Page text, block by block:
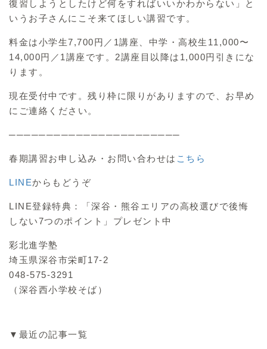
復習しようとしたけど何をすればいいかわからない」と
いうお子さんにこそ来てほしい講習です。
料金は小学生7,700円／1講座、中学・高校生11,000〜
14,000円／1講座です。2講座目以降は1,000円引きにな
ります。
現在受付中です。残り枠に限りがありますので、お早め
にご連絡ください。
───────────────────────
春期講習お申し込み・お問い合わせは こちら
LINEからもどうぞ
LINE登録特典：「深谷・熊谷エリアの高校選びで後悔
しない7つのポイント」プレゼント中
彩北進学塾
埼玉県深谷市栄町17-2
048-575-3291
（深谷西小学校そば）
▼最近の記事一覧